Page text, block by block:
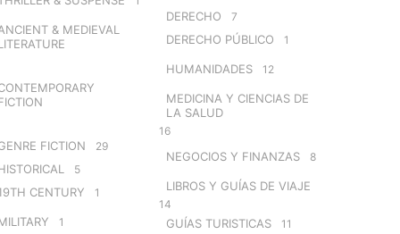
& MEDIEVAL
FICTION 29
5
CENTURY 1
1
DERECHO 7
DERECHO PÚBLICO 1
HUMANIDADES 12
MEDICINA Y CIENCIAS DE
LA SALUD
16
NEGOCIOS Y FINANZAS 8
LIBROS Y GUÍAS DE VIAJE
14
GUÍAS TURISTICAS 11